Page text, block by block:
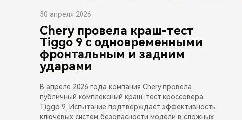
30 апреля 2026
Chery провела краш-тест
Tiggo 9 с одновременными
фронтальным и задним
ударами
В апреле 2026 года компания Chery провела
публичный комплексный краш-тест кроссовера
Tiggo 9. Испытание подтверждает эффективность
ключевых систем безопасности модели в сложных